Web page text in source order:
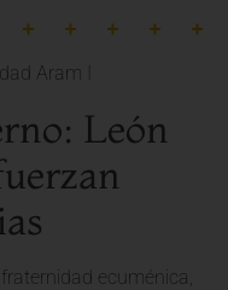
León
ecuménica,